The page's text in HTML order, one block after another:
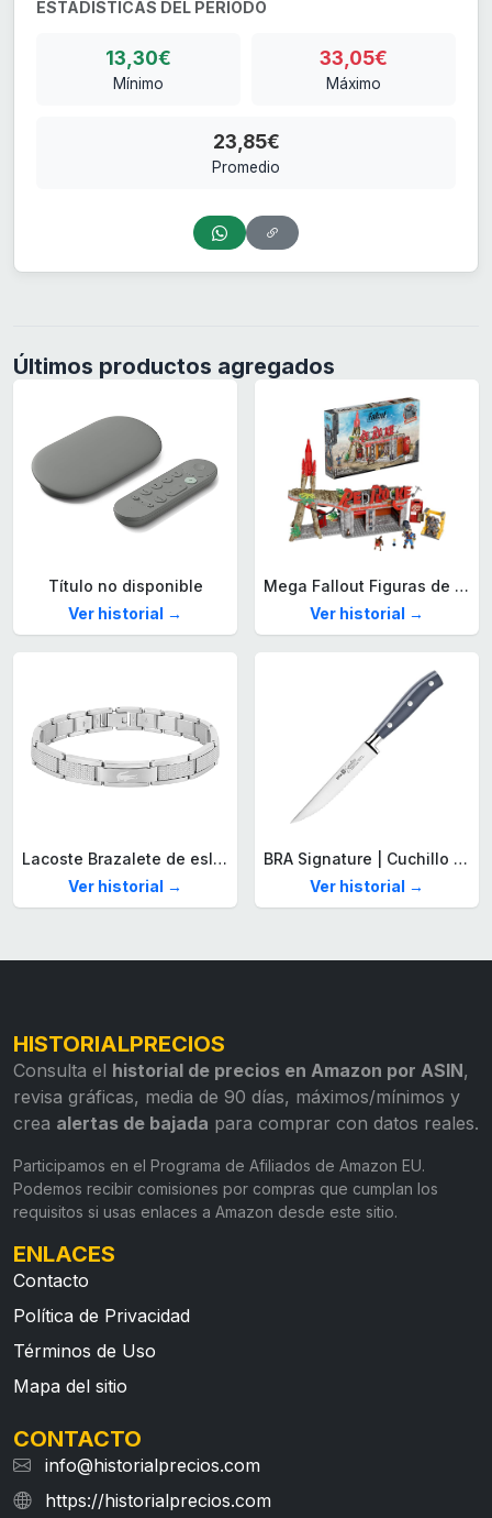
ESTADÍSTICAS DEL PERIODO
13,30€
Mínimo
33,05€
Máximo
23,85€
Promedio
Últimos productos agregados
Título no disponible
Ver historial →
Mega Fallout Figuras de acción y Juguetes de construcción, Parada de Camiones Red Rocket con 824 Piezas, 2 Personajes articulados y Accesorios, para coleccionistas, HXT00
Ver historial →
Lacoste Brazalete de eslabón para Hombre Colección STENCIL de Acero inoxidable
Ver historial →
BRA Signature | Cuchillo tomatero 120 mm, Acero Inoxidable alemán forjado con Molibdeno Vanadio, Mango Remachado ABS, Diseño Ergonómico, Hoja 1,6 mm espesor
Ver historial →
HISTORIALPRECIOS
Consulta el historial de precios en Amazon por ASIN,
revisa gráficas, media de 90 días, máximos/mínimos y
crea alertas de bajada para comprar con datos reales.
Participamos en el Programa de Afiliados de Amazon EU.
Podemos recibir comisiones por compras que cumplan los
requisitos si usas enlaces a Amazon desde este sitio.
ENLACES
Contacto
Política de Privacidad
Términos de Uso
Mapa del sitio
CONTACTO
info@historialprecios.com
https://historialprecios.com